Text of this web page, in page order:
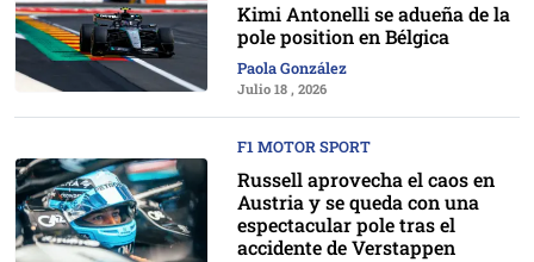
Kimi Antonelli se adueña de la
pole position en Bélgica
Paola González
Julio 18 , 2026
F1 MOTOR SPORT
Russell aprovecha el caos en
Austria y se queda con una
espectacular pole tras el
accidente de Verstappen